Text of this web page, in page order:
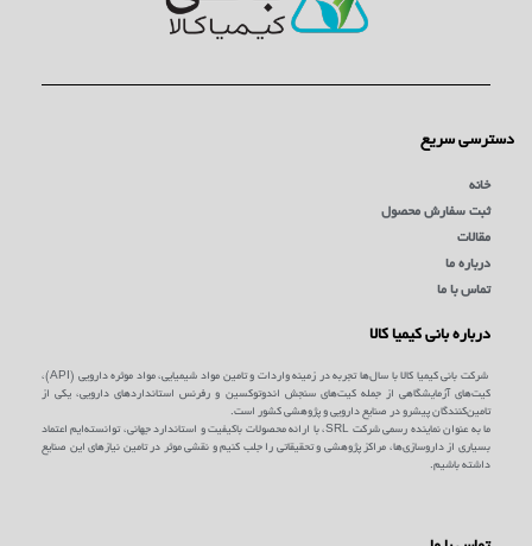
دسترسی سریع
خانه
ثبت سفارش محصول
مقالات
درباره ما
تماس با ما
درباره بانی کیمیا کالا
شرکت بانی کیمیا کالا با سال‌ها تجربه در زمینه واردات و تامین مواد شیمیایی، مواد موثره دارویی (API)،
کیت‌های آزمایشگاهی از جمله کیت‌های سنجش اندوتوکسین و رفرنس استانداردهای دارویی، یکی از
تامین‌کنندگان پیشرو در صنایع دارویی و پژوهشی کشور است.
ما به عنوان نماینده رسمی شرکت SRL، با ارائه محصولات باکیفیت و استاندارد جهانی، توانسته‌ایم اعتماد
بسیاری از داروسازی‌ها، مراکز پژوهشی و تحقیقاتی را جلب کنیم و نقشی موثر در تامین نیازهای این صنایع
داشته باشیم.